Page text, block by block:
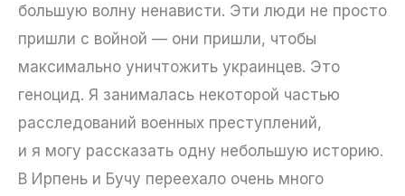
большую волну ненависти. Эти люди не просто
пришли с войной — они пришли, чтобы
максимально уничтожить украинцев. Это
геноцид. Я занималась некоторой частью
расследований военных преступлений,
и я могу рассказать одну небольшую историю.
В Ирпень и Бучу переехало очень много